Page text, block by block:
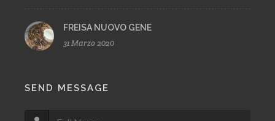
FREISA NUOVO GENE
31 Marzo 2020
SEND MESSAGE